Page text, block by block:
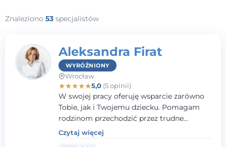
Znaleziono 53 specjalistów
Aleksandra Firat
WYRÓŻNIONY
Wrocław
★★★★★5,0(5 opinii)
W swojej pracy oferuję wsparcie zarówno
Tobie, jak i Twojemu dziecku. Pomagam
rodzinom przechodzić przez trudne
momenty, opierając współpracę na
wzajemnym zaufaniu i otwartej
Czytaj więcej